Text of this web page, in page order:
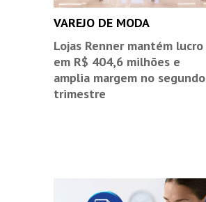
VAREJO DE MODA
Lojas Renner mantém lucro
em R$ 404,6 milhões e
amplia margem no segundo
trimestre